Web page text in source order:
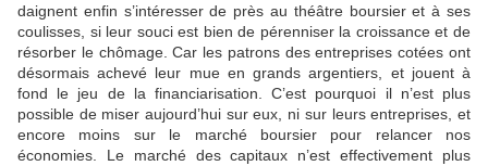
daignent enfin s’intéresser de près au théâtre boursier et à ses
coulisses, si leur souci est bien de pérenniser la croissance et de
résorber le chômage. Car les patrons des entreprises cotées ont
désormais achevé leur mue en grands argentiers, et jouent à
fond le jeu de la financiarisation. C’est pourquoi il n’est plus
possible de miser aujourd’hui sur eux, ni sur leurs entreprises, et
encore moins sur le marché boursier pour relancer nos
économies. Le marché des capitaux n’est effectivement plus